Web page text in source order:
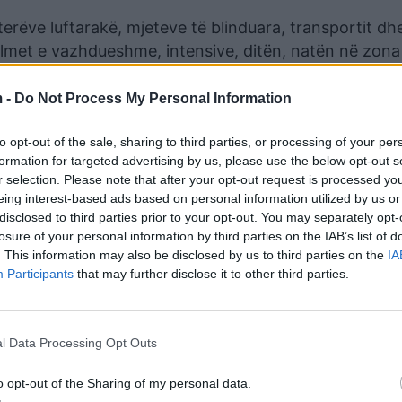
- Do Not Process My Personal Information
opt-out of the sale, sharing to third parties, or processing of your
for targeted advertising by us, please use the below opt-out
selection. Please note that after your opt-out request is processed
interest-based ads based on personal information utilized by us
to third parties prior to your opt-out. You may separately
of your personal information by third parties on the IAB’s list of
This information may also be disclosed by us to third parties on the
Participants that may further disclose it to other third parties.
Data Processing Opt Outs
opt-out of the Sharing of my personal data.
luftarakë, mjeteve të blinduara, transportit
e vazhdueshme, intensive, ditën, natën në
Ukrainase po bëjnë xhirot e Botës.
studentë rusë të frikësuar, të pamotivuar, të
forcë në universitete, duke i çuar drejt vdekjes
të cilët kanë denoncuar me zë dhe figurë
të shpërndahen në mënyrë që t’i shohë e
në armiqësi me popullin e Ukrainës, por është
i Putinit dhe i stafit të tij të ngushtë, të
Askush nuk e kishte menduar se rezistenca e
e lëvizëshme. Deri në ditën e sotme ushtria ruse
luftës informative, luftës së parregullt dhe
(të vrarë, plagosur, kapur peng, dezertuar
jo më pak 1/5 e sasisë së përgjithshme të